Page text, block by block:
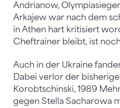
Andrianow,
Arkajew war nach dem
in Athen hart kritisiert
Cheftrainer bleibt, ist
Auch in der Ukraine
Dabei verlor der
Korobtschinski, 1989
gegen Stella Sacharowa